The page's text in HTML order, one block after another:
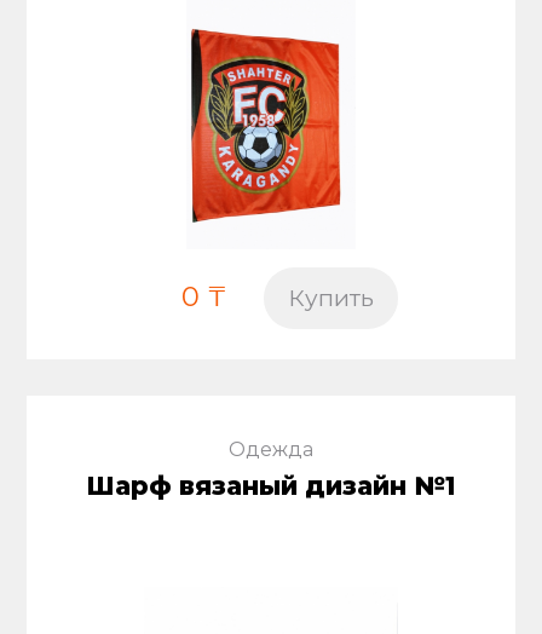
0 ₸ Купить
Одежда
Шарф вязаный дизайн №1